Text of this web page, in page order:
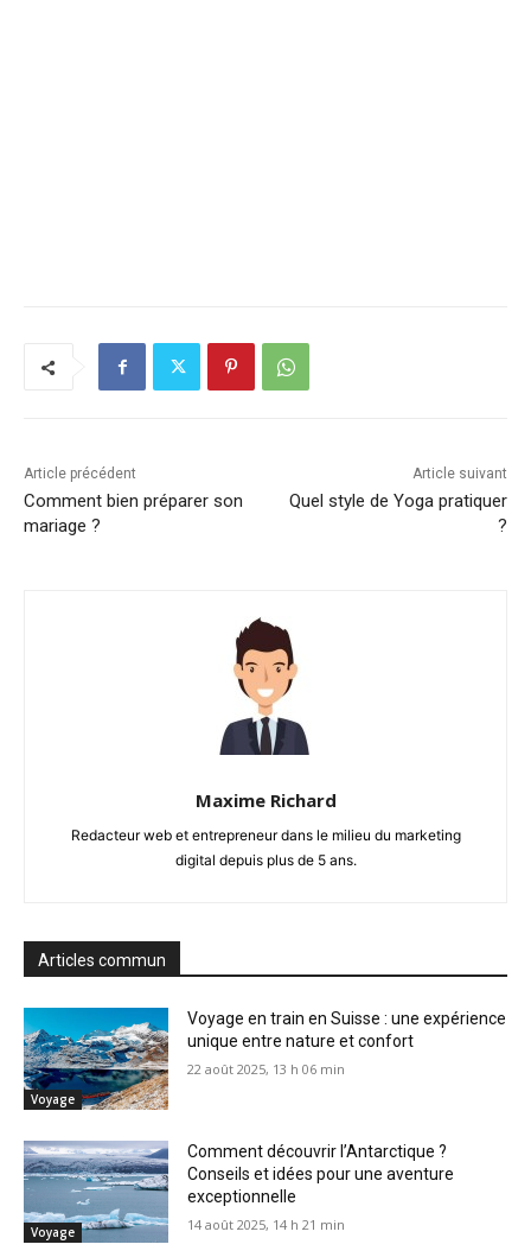
Article précédent
Comment bien préparer son
mariage ?
Article suivant
Quel style de Yoga pratiquer
?
Maxime Richard
Redacteur web et entrepreneur dans le milieu du marketing
digital depuis plus de 5 ans.
Articles commun
Voyage
Voyage en train en Suisse : une expérience
unique entre nature et confort
22 août 2025, 13 h 06 min
Voyage
Comment découvrir l’Antarctique ?
Conseils et idées pour une aventure
exceptionnelle
14 août 2025, 14 h 21 min